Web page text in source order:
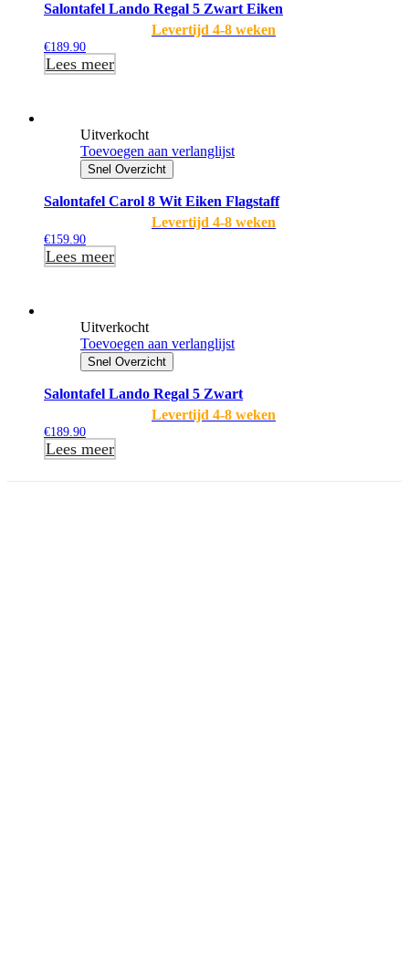
Salontafel Lando Regal 5 Zwart Eiken
Levertijd 4-8 weken
€189.90
Lees meer
Uitverkocht
Toevoegen aan verlanglijst
Snel Overzicht
Salontafel Carol 8 Wit Eiken Flagstaff
Levertijd 4-8 weken
€159.90
Lees meer
Uitverkocht
Toevoegen aan verlanglijst
Snel Overzicht
Salontafel Lando Regal 5 Zwart
Levertijd 4-8 weken
€189.90
Lees meer